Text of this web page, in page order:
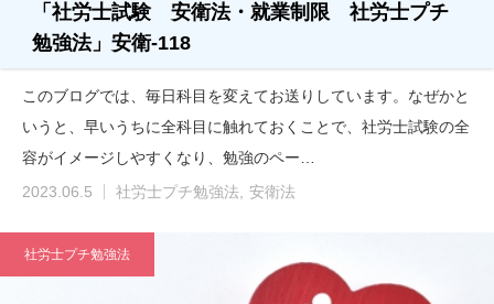
「社労士試験 安衛法・就業制限 社労士プチ
勉強法」安衛-118
このブログでは、毎日科目を変えてお送りしています。なぜかと
いうと、早いうちに全科目に触れておくことで、社労士試験の全
容がイメージしやすくなり、勉強のペー…
2023.06.5
社労士プチ勉強法 安衛法
社労士プチ勉強法